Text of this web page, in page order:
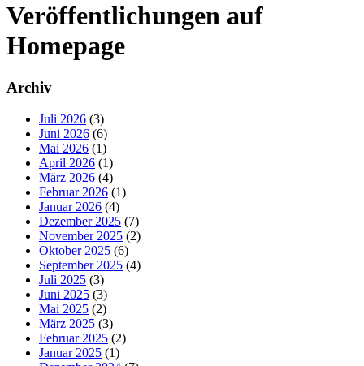
Veröffentlichungen auf
Homepage
Archiv
Juli 2026 (3)
Juni 2026 (6)
Mai 2026 (1)
April 2026 (1)
März 2026 (4)
Februar 2026 (1)
Januar 2026 (4)
Dezember 2025 (7)
November 2025 (2)
Oktober 2025 (6)
September 2025 (4)
Juli 2025 (3)
Juni 2025 (3)
Mai 2025 (2)
März 2025 (3)
Februar 2025 (2)
Januar 2025 (1)